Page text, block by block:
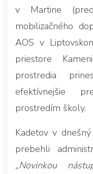
v Martine
mobilizačného
AOS v
priestore
prostredia
efektívnejšie
prostredím školy.
Kadetov v
prebehli
„Novinkou